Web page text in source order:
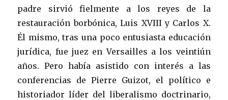
padre sirvió fielmente a los reyes de la
restauración borbónica, Luis XVIII y Carlos X.
Él mismo, tras una poco entusiasta educación
jurídica, fue juez en Versailles a los veintiún
años. Pero había asistido con interés a las
conferencias de Pierre Guizot, el político e
historiador líder del liberalismo doctrinario,